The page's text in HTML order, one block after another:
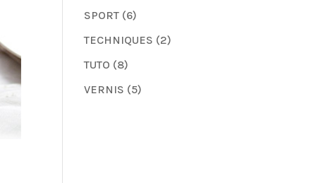
SPORT (6)
TECHNIQUES (2)
TUTO (8)
VERNIS (5)